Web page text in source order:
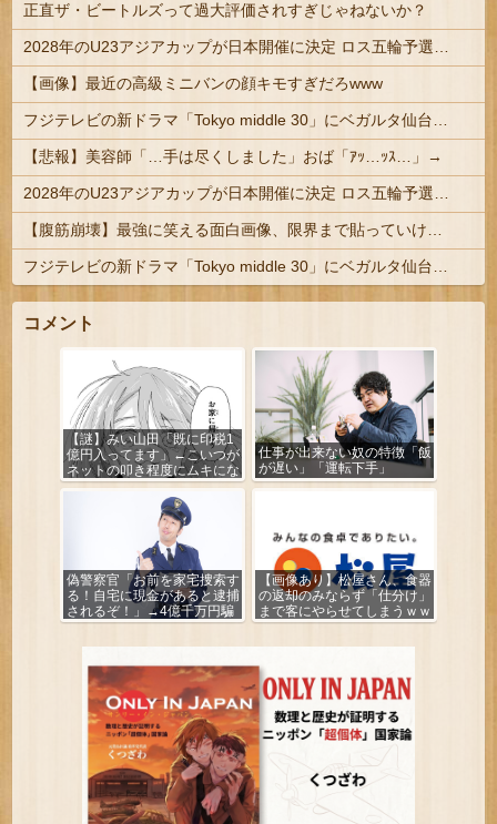
正直ザ・ビートルズって過大評価されすぎじゃねないか？
【画像】最近の高級ミニバンの顔キモすぎだろwww
【悲報】美容師「…手は尽くしました」おば「ｱｯ…ｯｽ…」→
コメント
【謎】みい山田「既に印税1
億円入ってます」←こいつが
ネットの叩き程度にムキにな
る理由
仕事が出来ない奴の特徴「飯
が遅い」「運転下手」
偽警察官「お前を家宅捜索す
る！自宅に現金があると逮捕
されるぞ！」→4億千万円騙
し取られる
【画像あり】松屋さん、食器
の返却のみならず「仕分け」
まで客にやらせてしまうｗｗ
ｗｗｗ